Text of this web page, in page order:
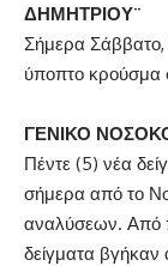
ΔΗΜΗΤΡΙΟΥ¨
Σήμερα Σάββατο,
ύποπτο κρούσμα
ΓΕΝΙΚΟ
Πέντε (5) νέα
σήμερα από το
αναλύσεων. Από
δείγματα βγήκαν